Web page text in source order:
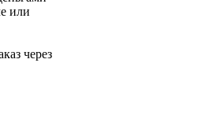
или
через